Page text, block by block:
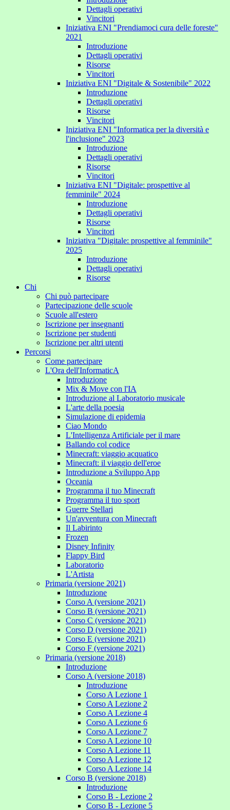
Dettagli operativi
Vincitori
Iniziativa ENI "Prendiamoci cura delle foreste"
2021
Introduzione
Dettagli operativi
Risorse
Vincitori
Iniziativa ENI "Digitale & Sostenibile" 2022
Introduzione
Dettagli operativi
Risorse
Vincitori
Iniziativa ENI "Informatica per la diversità e
l'inclusione" 2023
Introduzione
Dettagli operativi
Risorse
Vincitori
Iniziativa ENI "Digitale: prospettive al
femminile" 2024
Introduzione
Dettagli operativi
Risorse
Vincitori
Iniziativa "Digitale: prospettive al femminile"
2025
Introduzione
Dettagli operativi
Risorse
Chi
Chi può partecipare
Partecipazione delle scuole
Scuole all'estero
Iscrizione per insegnanti
Iscrizione per studenti
Iscrizione per altri utenti
Percorsi
Come partecipare
L'Ora dell'InformaticA
Introduzione
Mix & Move con l'IA
Introduzione al Laboratorio musicale
L'arte della poesia
Simulazione di epidemia
Ciao Mondo
L'Intelligenza Artificiale per il mare
Ballando col codice
Minecraft: viaggio acquatico
Minecraft: il viaggio dell'eroe
Introduzione a Sviluppo App
Oceania
Programma il tuo Minecraft
Programma il tuo sport
Guerre Stellari
Un'avventura con Minecraft
Il Labirinto
Frozen
Disney Infinity
Flappy Bird
Laboratorio
L'Artista
Primaria (versione 2021)
Introduzione
Corso A (versione 2021)
Corso B (versione 2021)
Corso C (versione 2021)
Corso D (versione 2021)
Corso E (versione 2021)
Corso F (versione 2021)
Primaria (versione 2018)
Introduzione
Corso A (versione 2018)
Introduzione
Corso A Lezione 1
Corso A Lezione 2
Corso A Lezione 4
Corso A Lezione 6
Corso A Lezione 7
Corso A Lezione 10
Corso A Lezione 11
Corso A Lezione 12
Corso A Lezione 14
Corso B (versione 2018)
Introduzione
Corso B - Lezione 2
Corso B - Lezione 5